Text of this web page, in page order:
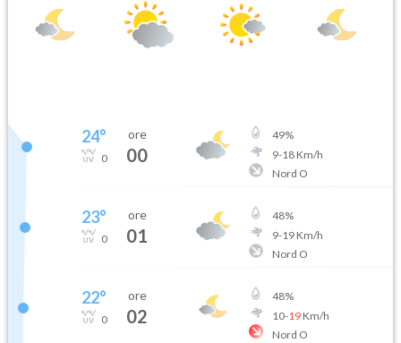
24°
0
ore
00
49%
9-18Km/h
Nord O
23°
0
ore
01
48%
9-19Km/h
Nord O
22°
0
ore
02
48%
10-19Km/h
Nord O